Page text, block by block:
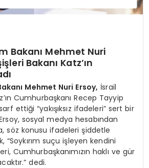
Bakanı Mehmet Nuri
Bakanı Katz’ın
Mehmet Nuri Ersoy, İsrail
Cumhurbaşkanı Recep Tayyip
ettiği “yakışıksız ifadeleri” sert bir
sosyal medya hesabından
söz konusu ifadeleri şiddetle
“Soykırım suçu işleyen kendini
Cumhurbaşkanımızın haklı ve gür
dedi.